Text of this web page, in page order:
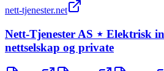
nett-tjenester.net
Nett-Tjenester AS ⋆ Elektrisk
nettselskap og private